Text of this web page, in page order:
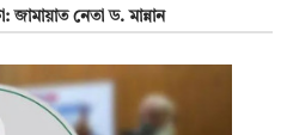
নেতা ড. মান্নান